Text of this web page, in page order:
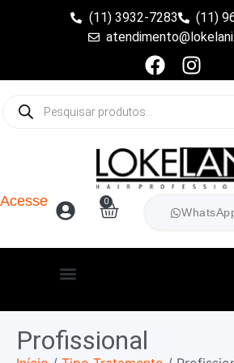
(11) 3932-7283
(11)
Acesse 0
Profissional